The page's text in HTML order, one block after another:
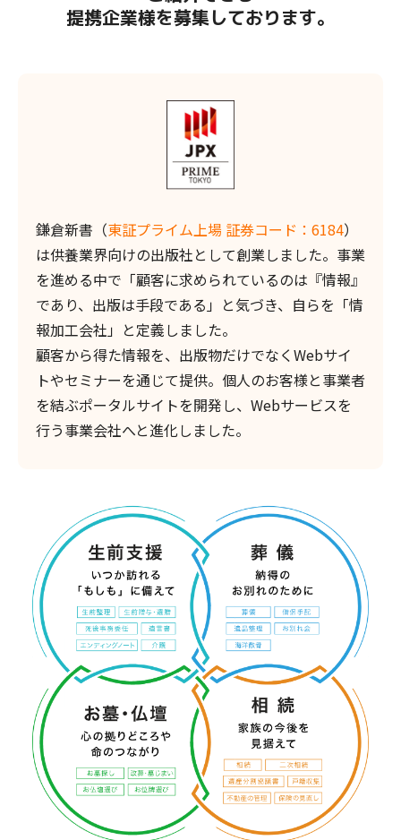
提携企業様を募集しております。
鎌倉新書（東証プライム上場 証券コード：6184）
は供養業界向けの出版社として創業しました。事業
を進める中で「顧客に求められているのは『情報』
であり、出版は手段である」と気づき、自らを「情
報加工会社」と定義しました。
顧客から得た情報を、出版物だけでなくWebサイ
トやセミナーを通じて提供。個人のお客様と事業者
を結ぶポータルサイトを開発し、Webサービスを
行う事業会社へと進化しました。